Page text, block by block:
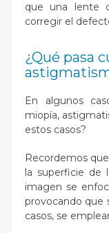
que una lente
corregir el
¿Qué pasa
En algunos
miopía,
estos casos?
Recordemos
la superficie de
imagen se
provocando que
casos, se